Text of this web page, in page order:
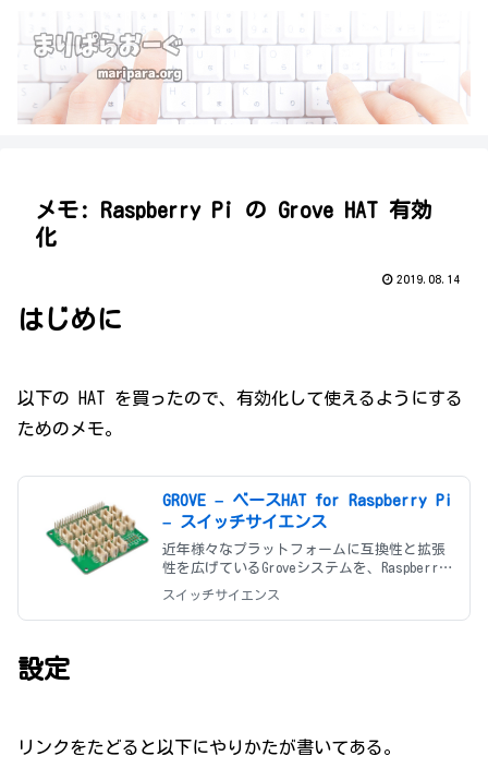
メモ: Raspberry Pi の Grove HAT 有効
化
2019.08.14
はじめに
以下の HAT を買ったので、有効化して使えるようにする
ためのメモ。
GROVE – ベースHAT for Raspberry Pi
– スイッチサイエンス
近年様々なプラットフォームに互換性と拡張
性を広げているGroveシステムを、Raspberry
Piの全体に接続するための基盤となるGROVE –
ベースHATです。デジタル/アナログ/ I2C /
PWM / UARTの各ポートを提供して
スイッチサイエンス
設定
リンクをたどると以下にやりかたが書いてある。